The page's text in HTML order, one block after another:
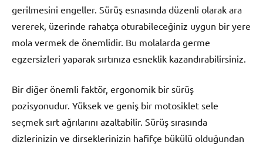
gerilmesini engeller. Sürüş esnasında düzenli olarak ara
vererek, üzerinde rahatça oturabileceğiniz uygun bir yere
mola vermek de önemlidir. Bu molalarda germe
egzersizleri yaparak sırtınıza esneklik kazandırabilirsiniz.
Bir diğer önemli faktör, ergonomik bir sürüş
pozisyonudur. Yüksek ve geniş bir motosiklet sele
seçmek sırt ağrılarını azaltabilir. Sürüş sırasında
dizlerinizin ve dirseklerinizin hafifçe bükülü olduğundan